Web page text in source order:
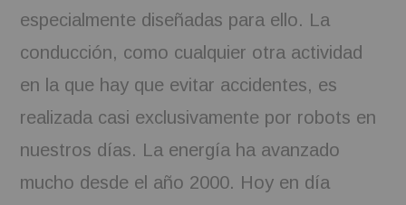
especialmente diseñadas para ello. La
conducción, como cualquier otra actividad
en la que hay que evitar accidentes, es
realizada casi exclusivamente por robots en
nuestros días. La energía ha avanzado
mucho desde el año 2000. Hoy en día